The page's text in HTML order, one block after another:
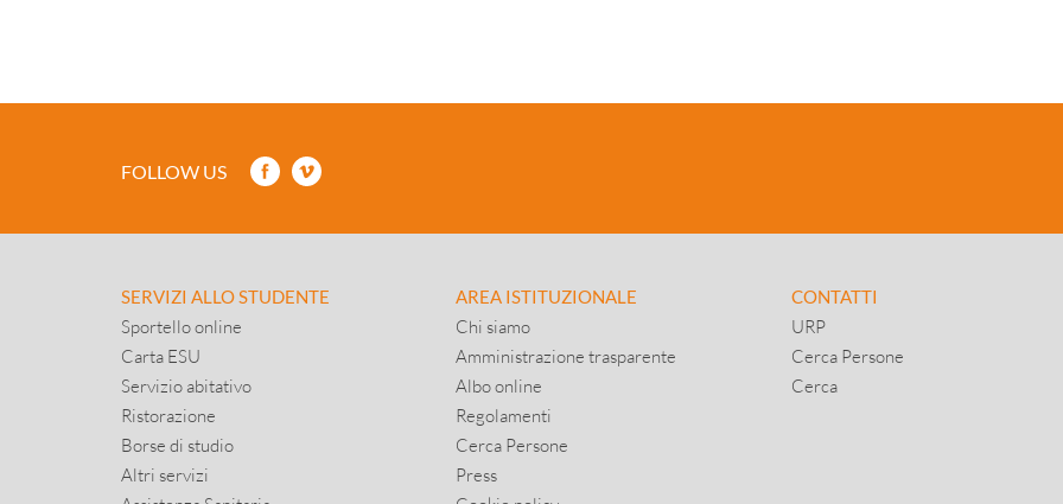
FOLLOW US
SERVIZI ALLO STUDENTE
Sportello online
Carta ESU
Servizio abitativo
Ristorazione
Borse di studio
Altri servizi
AREA ISTITUZIONALE
Chi siamo
Amministrazione trasparente
Albo online
Regolamenti
Cerca Persone
Press
CONTATTI
URP
Cerca Persone
Cerca